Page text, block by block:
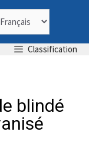
Classification
blindé